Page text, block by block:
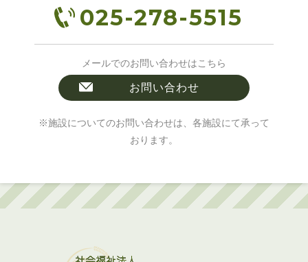
025-278-5515
メールでのお問い合わせはこちら
お問い合わせ
※施設についてのお問い合わせは、各施設にて承って
おります。